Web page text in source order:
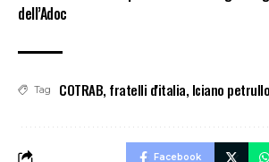
dell’Adoc
Tag COTRAB, fratelli d'italia, lciano petrullo
Facebook